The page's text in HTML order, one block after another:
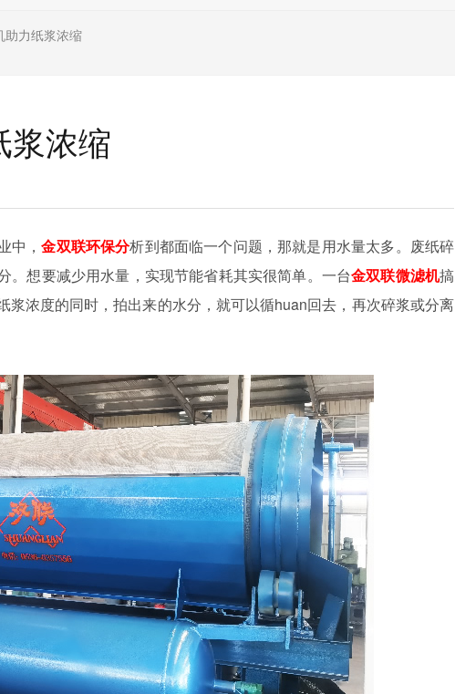
助力纸浆浓缩
浆浓缩
中，金双联环保分析到都面临一个问题，那就是用水量太多。废纸碎
。想要减少用水量，实现节能省耗其实很简单。一台金双联微滤机搞
浆浓度的同时，拍出来的水分，就可以循huan回去，再次碎浆或分离